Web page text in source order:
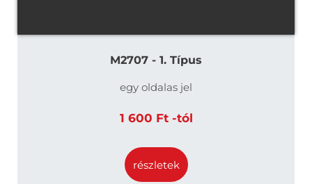
M2707 - 1. Típus
egy oldalas jel
1 600 Ft -tól
részletek